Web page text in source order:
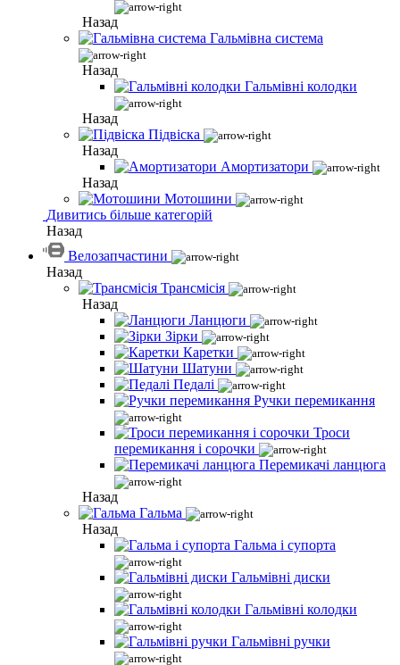
Назад
Гальмівна система
Назад
Гальмівні колодки
Назад
Підвіска
Назад
Амортизатори
Назад
Мотошини
Дивитись більше категорій
Назад
Велозапчастини
Назад
Трансмісія
Назад
Ланцюги
Зірки
Каретки
Шатуни
Педалі
Ручки перемикання
Троси
перемикання і сорочки
Перемикачі ланцюга
Назад
Гальма
Назад
Гальма і супорта
Гальмівні диски
Гальмівні колодки
Гальмівні ручки